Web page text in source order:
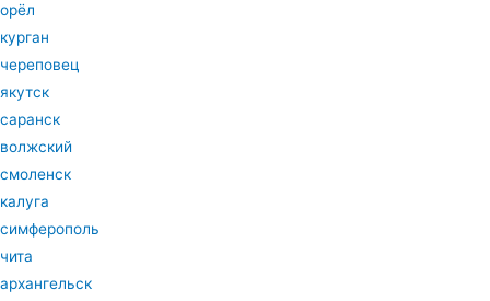
орёл
курган
череповец
якутск
саранск
волжский
смоленск
калуга
симферополь
чита
архангельск